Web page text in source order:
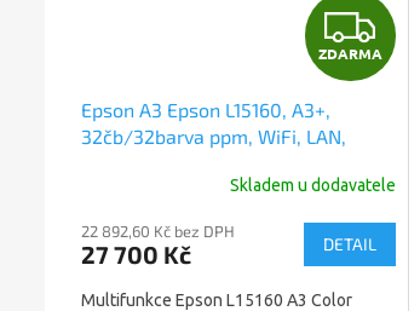
Z
D
R
M
A
ZDARMA
Epson A3 Epson L15160, A3+,
32čb/32barva ppm, WiFi, LAN,
Skladem u dodavatele
22 892,60 Kč bez DPH
27 700 Kč DETAIL
Multifunkce Epson L15160 A3 Color